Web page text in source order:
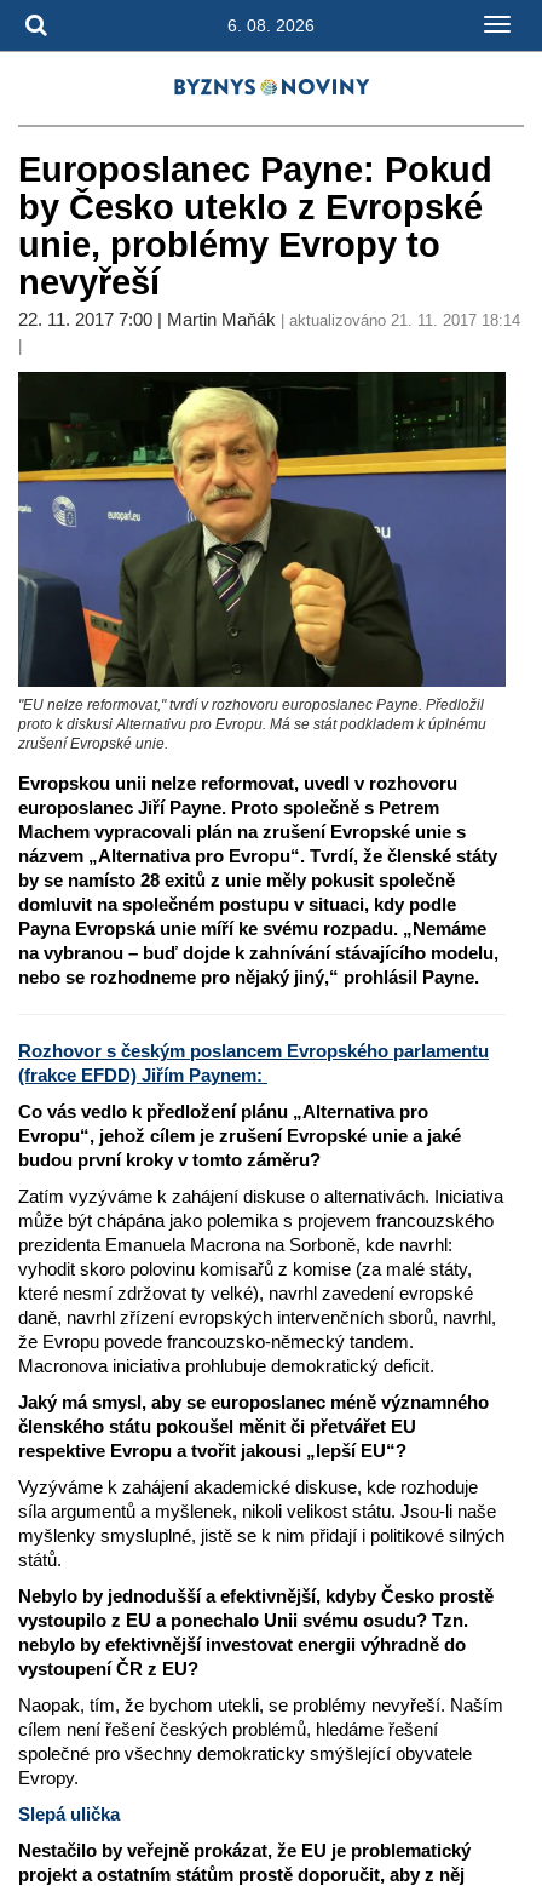
6. 08. 2026
Europoslanec Payne: Pokud
by Česko uteklo z Evropské
unie, problémy Evropy to
nevyřeší
22. 11. 2017 7:00 | Martin Maňák | aktualizováno 21. 11. 2017 18:14
"EU nelze reformovat," tvrdí v rozhovoru europoslanec Payne. Předložil
proto k diskusi Alternativu pro Evropu. Má se stát podkladem k úplnému
zrušení Evropské unie.
Evropskou unii nelze reformovat, uvedl v rozhovoru
europoslanec Jiří Payne. Proto společně s Petrem
Machem vypracovali plán na zrušení Evropské unie s
názvem „Alternativa pro Evropu“. Tvrdí, že členské státy
by se namísto 28 exitů z unie měly pokusit společně
domluvit na společném postupu v situaci, kdy podle
Payna Evropská unie míří ke svému rozpadu. „Nemáme
na vybranou – buď dojde k zahnívání stávajícího modelu,
nebo se rozhodneme pro nějaký jiný,“ prohlásil Payne.
Rozhovor s českým poslancem Evropského parlamentu
(frakce EFDD) Jiřím Paynem:
Co vás vedlo k předložení plánu „Alternativa pro
Evropu“, jehož cílem je zrušení Evropské unie a jaké
budou první kroky v tomto záměru?
Zatím vyzýváme k zahájení diskuse o alternativách. Iniciativa
může být chápána jako polemika s projevem francouzského
prezidenta Emanuela Macrona na Sorboně, kde navrhl:
vyhodit skoro polovinu komisařů z komise (za malé státy,
které nesmí zdržovat ty velké), navrhl zavedení evropské
daně, navrhl zřízení evropských intervenčních sborů, navrhl,
že Evropu povede francouzsko-německý tandem.
Macronova iniciativa prohlubuje demokratický deficit.
Jaký má smysl, aby se europoslanec méně významného
členského státu pokoušel měnit či přetvářet EU
respektive Evropu a tvořit jakousi „lepší EU“?
Vyzýváme k zahájení akademické diskuse, kde rozhoduje
síla argumentů a myšlenek, nikoli velikost státu. Jsou-li naše
myšlenky smysluplné, jistě se k nim přidají i politikové silných
států.
Nebylo by jednodušší a efektivnější, kdyby Česko prostě
vystoupilo z EU a ponechalo Unii svému osudu? Tzn.
nebylo by efektivnější investovat energii výhradně do
vystoupení ČR z EU?
Naopak, tím, že bychom utekli, se problémy nevyřeší. Naším
cílem není řešení českých problémů, hledáme řešení
společné pro všechny demokraticky smýšlející obyvatele
Evropy.
Slepá ulička
Nestačilo by veřejně prokázat, že EU je problematický
projekt a ostatním státům prostě doporučit, aby z něj